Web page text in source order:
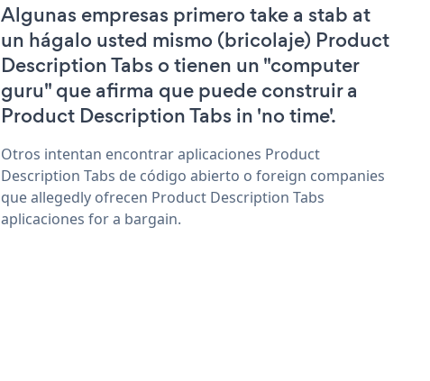
Algunas empresas primero take a stab at
un hágalo usted mismo (bricolaje) Product
Description Tabs o tienen un "computer
guru" que afirma que puede construir a
Product Description Tabs in 'no time'.
Otros intentan encontrar aplicaciones Product
Description Tabs de código abierto o foreign companies
que allegedly ofrecen Product Description Tabs
aplicaciones for a bargain.